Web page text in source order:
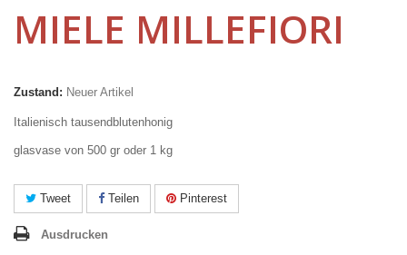
MIELE MILLEFIORI
Zustand: Neuer Artikel
Italienisch tausendblutenhonig
glasvase von 500 gr oder 1 kg
Tweet Teilen Pinterest
Ausdrucken